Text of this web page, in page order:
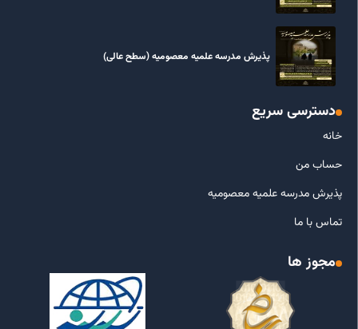
پذیرش مدرسه علمیه معصومیه‌ (سطح عالی)
دسترسی سریع
خانه
حساب من
پذیرش مدرسه علمیه معصومیه
تماس با ما
مجوز ها